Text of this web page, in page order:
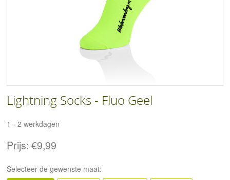
Lightning Socks - Fluo Geel
1 - 2 werkdagen
Prijs: €9,99
Selecteer de gewenste maat: